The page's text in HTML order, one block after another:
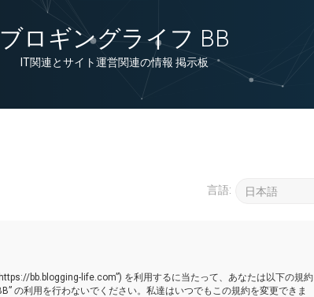
ブロギングライフ BB
IT関連とサイト運営関連の情報 掲示板
言語:
bb.blogging-life.com”) を利用するに当たって、あなたは以下の規約
の利用を行わないでください。私達はいつでもこの規約を変更できま